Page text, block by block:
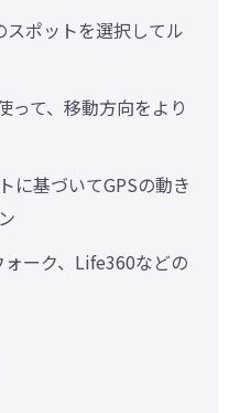
ポットを選択してル
って、移動方向をより
に基づいてGPSの動き
ーク、Life360などの